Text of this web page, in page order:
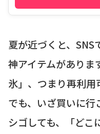
夏が近づくと、SNS
神アイテムがありま
氷」、つまり再利用
でも、いざ買いに
シゴしても、「どこ